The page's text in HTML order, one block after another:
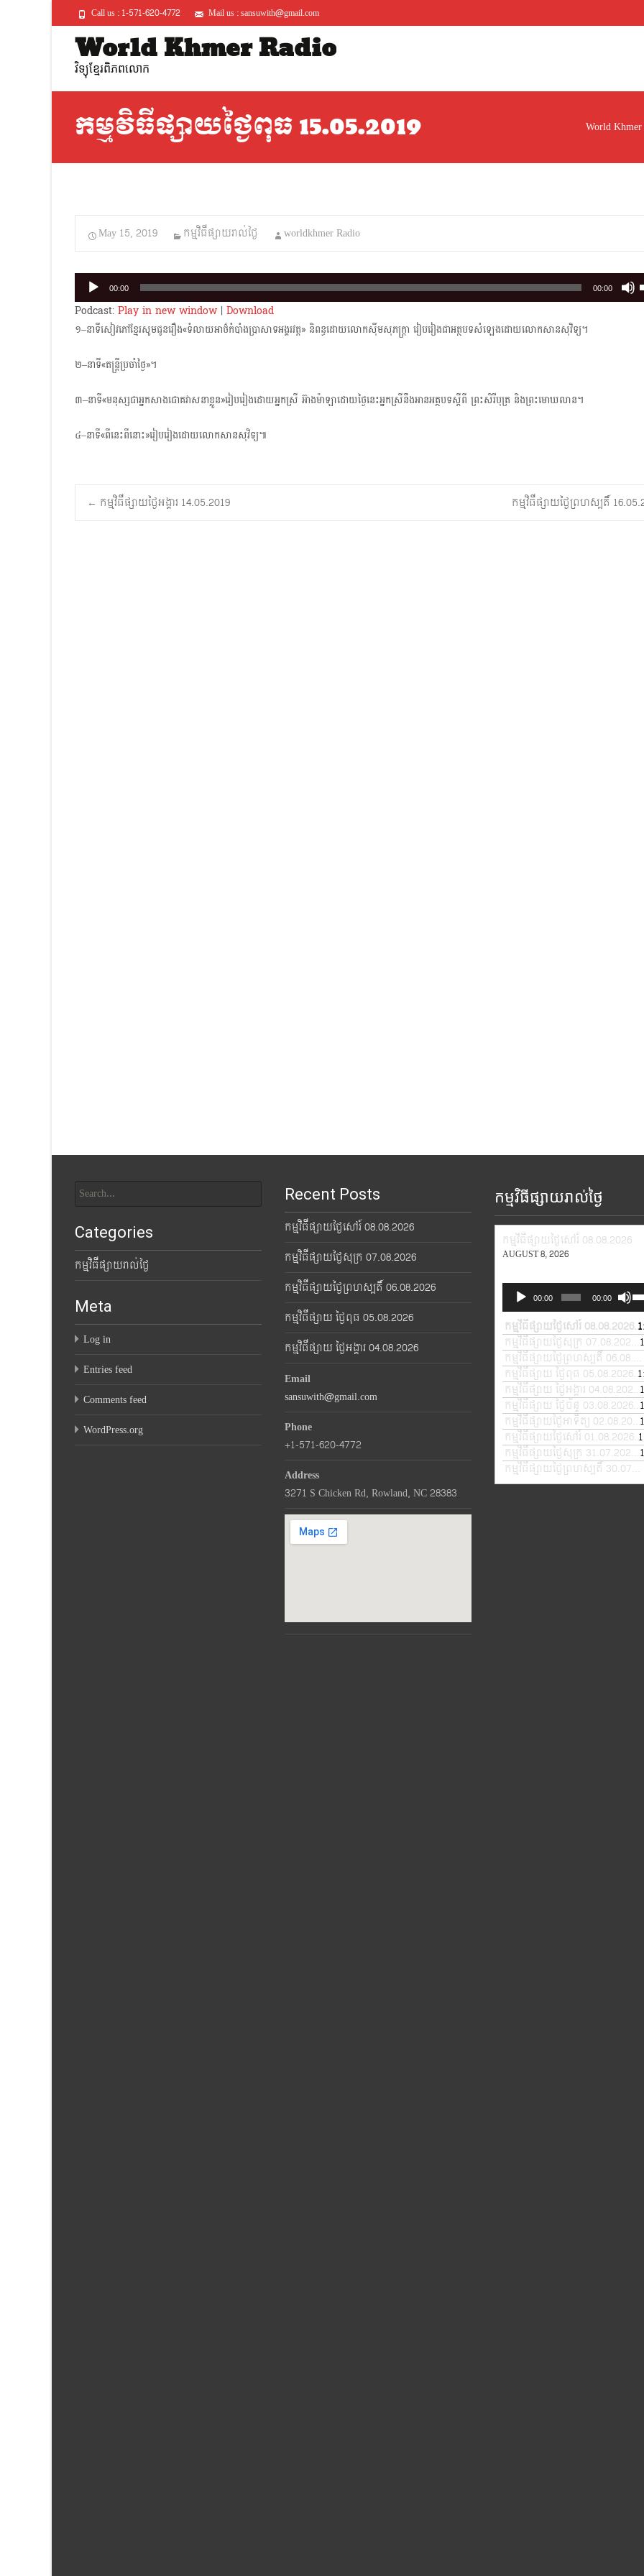
Call us : 1-571-620-4772 Mail us : sansuwith@gmail.com
World Khmer Radio
វិទ្យុខ្មែរពិភពលោក
កម្មវិធីផ្សាយថ្ងៃពុធ 15.05.2019 World
May 15, 2019 កម្មវិធីផ្សាយរាល់ថ្ងៃ worldkhmer Radio
Audio
Player
00:00 00:00
Podcast: Play in new window| Download
១–នាទីសៀវភៅខ្មែរសូមជូនរឿង«ទំលាយអាថ៌កំបាំងប្រាសាទអង្គរវត្ត» និពន្ធដោយលោកស៊ីមសុភក្ត្រា រៀបរៀងជាអត្ថបទសំឡេងដោយលោកសានសុវិទ្យ។
២–នាទី«តន្ត្រីប្រចាំថ្ងៃ»។
៣–នាទី«មនុស្សជាអ្នកសាងជោគវាសនាខ្លួន»រៀបរៀងដោយអ្នកស្រី អ៊ាងម៉ាឡាដោយថ្ងៃនេះអ្នកស្រី​នឹងអានអត្ថបទស្តីពី ព្រះសិរីបុត្រ និងព្រះមោឃលាន។
៤–នាទី«ពីនេះពីនោះ»រៀបរៀងដោយលោកសានសុវិទ្យ៕
Post
← កម្មវិធីផ្សាយថ្ងៃអង្គារ 14.05.2019 កម្មវិធីផ្សាយថ្ងៃព្រហស្បតិ៍
for:
Recent Posts
កម្មវិធីផ្សាយថ្ងៃសៅរ៍ 08.08.2026
កម្មវិធីផ្សាយថ្ងៃសុក្រ 07.08.2026
កម្មវិធីផ្សាយថ្ងៃព្រហស្បតិ៍ 06.08.2026
កម្មវិធីផ្សាយ ថ្ងៃពុធ 05.08.2026
កម្មវិធីផ្សាយ ថ្ងៃអង្គារ 04.08.2026
កម្មវិធីផ្សាយរាល់ថ្ងៃ
កម្មវិធីផ្សាយថ្ងៃសៅរ៍ 08.08.2026
AUGUST 8, 2026
Audio
Player
00:00 00:00
to
or
កម្មវិធីផ្សាយថ្ងៃសៅរ៍ 08.08.2026
កម្មវិធីផ្សាយថ្ងៃសុក្រ 07.08.2026
កម្មវិធីផ្សាយថ្ងៃព្រហស្បតិ៍ 06.08.2026
កម្មវិធីផ្សាយ ថ្ងៃពុធ 05.08.2026
កម្មវិធីផ្សាយ ថ្ងៃអង្គារ 04.08.2026
កម្មវិធីផ្សាយ ថ្ងៃច័ន្ទ 03.08.2026
កម្មវិធីផ្សាយថ្ងៃអាទិត្យ 02.08.2026
កម្មវិធីផ្សាយថ្ងៃសៅរ៍ 01.08.2026
កម្មវិធីផ្សាយថ្ងៃសុក្រ 31.07.2026
កម្មវិធីផ្សាយថ្ងៃព្រហស្បតិ៍ 30.07.2026
Categories
កម្មវិធីផ្សាយរាល់ថ្ងៃ
Meta
Log in
Entries feed
Comments feed
WordPress.org
Email
sansuwith@gmail.com
Phone
+1-571-620-4772
Address
3271 S Chicken Rd, Rowland, NC 28383